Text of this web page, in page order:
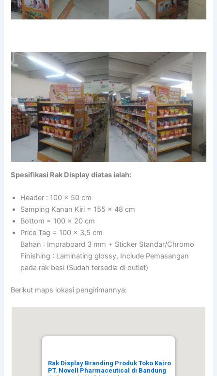
Spesifikasi Rak Display diatas ialah:
Header : 100 x 50 cm
Samping Kanan Kiri = 155 x 48 cm
Bottom = 100 x 20 cm
Price Tag = 100 x 3,5 cm
Bahan : Impraboard 3 mm + Sticker Standar/Chromo
Finishing : Laminating glossy, Include Pemasangan
pada rak besi (Sudah tersedia di outlet)
Berikut maps lokasi pengirimannya:
Rak Display Branding Produk Toko Kairo
PT. Novell Pharmaceutical di Bandung